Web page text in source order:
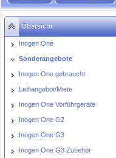
Übersicht
Inogen One
Sonderangebote
Inogen One gebraucht
Leihangebot/Miete
Inogen One Vorführgeräte
Inogen One G2
Inogen One G3
Inogen One G3 Zubehör